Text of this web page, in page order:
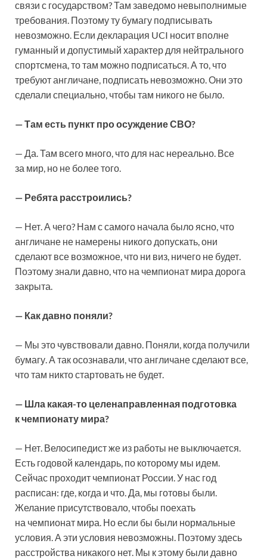
связи с государством? Там заведомо невыполнимые
требования. Поэтому ту бумагу подписывать
невозможно. Если декларация UCI носит вполне
гуманный и допустимый характер для нейтрального
спортсмена, то там можно подписаться. А то, что
требуют англичане, подписать невозможно. Они это
сделали специально, чтобы там никого не было.
— Там есть пункт про осуждение СВО?
— Да. Там всего много, что для нас нереально. Все
за мир, но не более того.
— Ребята расстроились?
— Нет. А чего? Нам с самого начала было ясно, что
англичане не намерены никого допускать, они
сделают все возможное, что ни виз, ничего не будет.
Поэтому знали давно, что на чемпионат мира дорога
закрыта.
— Как давно поняли?
— Мы это чувствовали давно. Поняли, когда получили
бумагу. А так осознавали, что англичане сделают все,
что там никто стартовать не будет.
— Шла какая-то целенаправленная подготовка
к чемпионату мира?
— Нет. Велосипедист же из работы не выключается.
Есть годовой календарь, по которому мы идем.
Сейчас проходит чемпионат России. У нас год
расписан: где, когда и что. Да, мы готовы были.
Желание присутствовало, чтобы поехать
на чемпионат мира. Но если бы были нормальные
условия. А эти условия невозможны. Поэтому здесь
расстройства никакого нет. Мы к этому были давно